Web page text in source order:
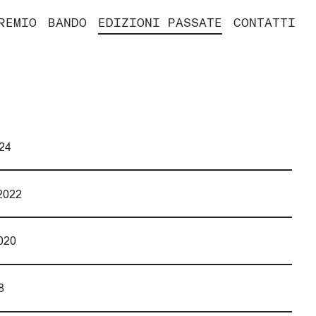
BANDO EDIZIONI PASSATE CONTATTI